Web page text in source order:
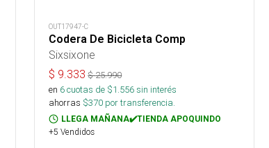
OUT17947-C
Codera De Bicicleta Comp
Sixsixone
$ 9.333 $25.990
en 6cuotas de $1.556sin interés
ahorras $370 por transferencia.
LLEGA MAÑANA✔️TIENDA APOQUINDO
+5 Vendidos